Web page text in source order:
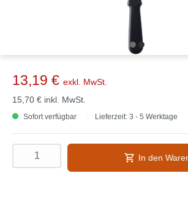
13,19 € exkl. MwSt.
15,70 € inkl. MwSt.
Sofort verfügbar Lieferzeit: 3 - 5 Werktage
In den